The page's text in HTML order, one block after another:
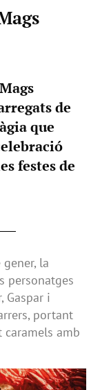
de
que
festes de
la
personatges
Gaspar i
portant
amb